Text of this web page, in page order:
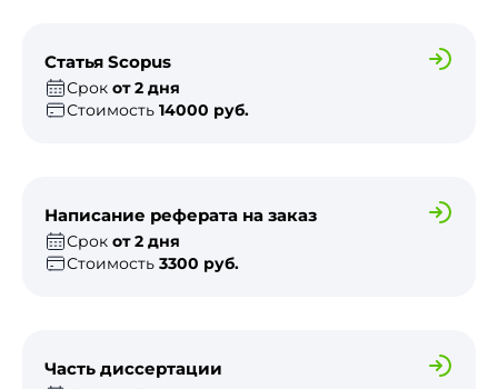
Статья Scopus
Срок от 2 дня
Стоимость 14000 руб.
Написание реферата на заказ
Срок от 2 дня
Стоимость 3300 руб.
Часть диссертации